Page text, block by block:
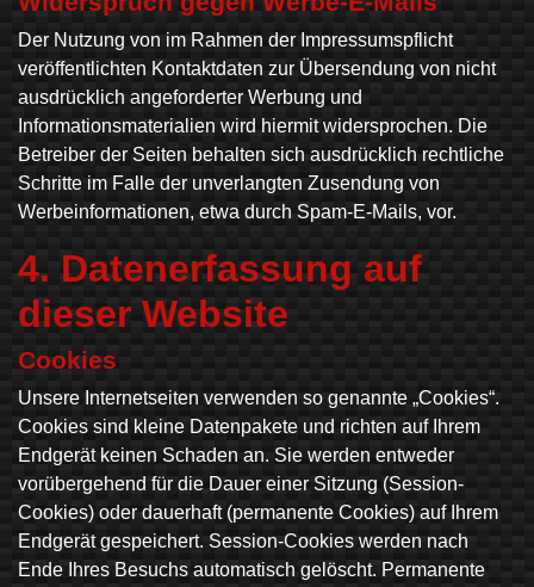
Der Nutzung von im Rahmen der Impressumspflicht
veröffentlichten Kontaktdaten zur Übersendung von nicht
ausdrücklich angeforderter Werbung und
Informationsmaterialien wird hiermit widersprochen. Die
Betreiber der Seiten behalten sich ausdrücklich rechtliche
Schritte im Falle der unverlangten Zusendung von
Werbeinformationen, etwa durch Spam-E-Mails, vor.
4. Datenerfassung auf
dieser Website
Cookies
Unsere Internetseiten verwenden so genannte „Cookies“.
Cookies sind kleine Datenpakete und richten auf Ihrem
Endgerät keinen Schaden an. Sie werden entweder
vorübergehend für die Dauer einer Sitzung (Session-
Cookies) oder dauerhaft (permanente Cookies) auf Ihrem
Endgerät gespeichert. Session-Cookies werden nach
Ende Ihres Besuchs automatisch gelöscht. Permanente